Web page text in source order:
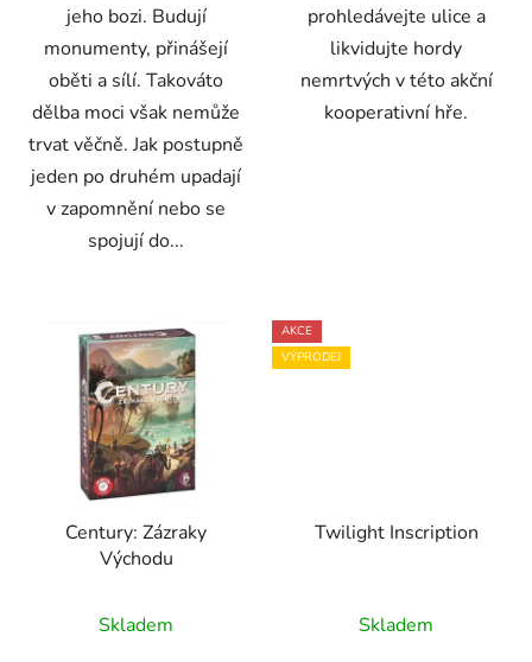
jeho bozi. Budují
monumenty, přinášejí
oběti a sílí. Takováto
dělba moci však nemůže
trvat věčně. Jak postupně
jeden po druhém upadají
v zapomnění nebo se
spojují do...
prohledávejte ulice a
likvidujte hordy
nemrtvých v této akční
kooperativní hře.
Century: Zázraky
Východu
Skladem
AKCE
VÝPRODEJ
Twilight Inscription
Skladem